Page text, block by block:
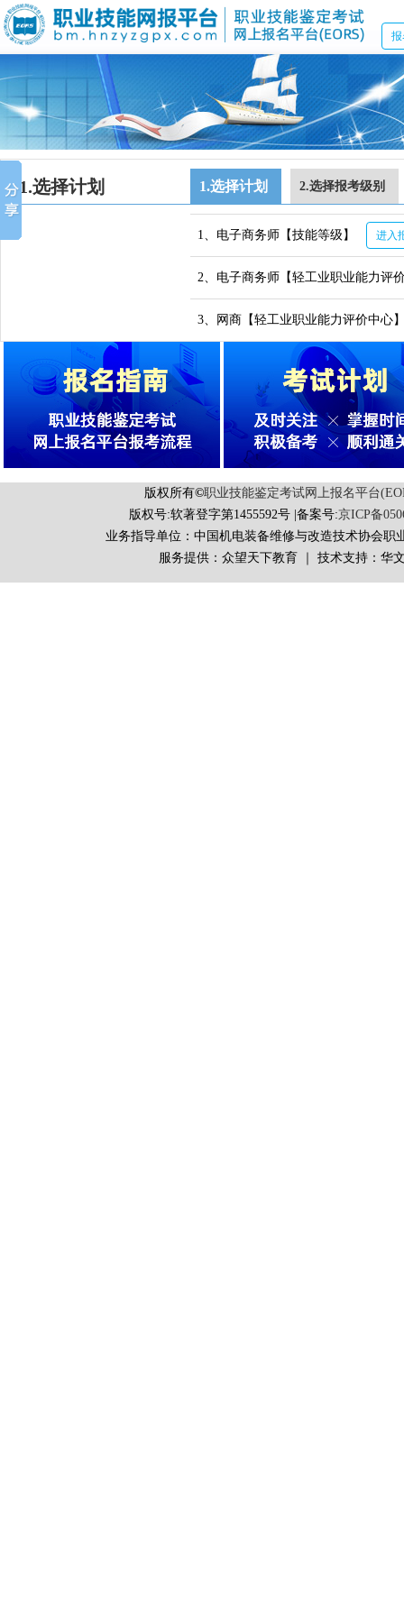
1.选择计划 1.选择计划 2.选择报考级别
1、电子商务师【技能等级】 进入
2、电子商务师【轻工业职业能力
3、网商【轻工业职业能力评价中
版权所有©职业技能鉴定考试网上报名平台
版权号:软著登字第1455592号 |备案号:京ICP备
业务指导单位：中国机电装备维修与改造技术协会职
服务提供：众望天下教育 ｜ 技术支持：华